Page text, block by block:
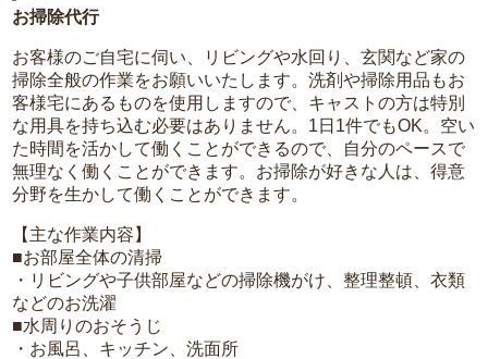
お掃除代行
お客様のご自宅に伺い、リビングや水回り、玄関など家の
掃除全般の作業をお願いいたします。洗剤や掃除用品もお
客様宅にあるものを使用しますので、キャストの方は特別
な用具を持ち込む必要はありません。1日1件でもOK。空い
た時間を活かして働くことができるので、自分のペースで
無理なく働くことができます。お掃除が好きな人は、得意
分野を生かして働くことができます。
【主な作業内容】
■お部屋全体の清掃
・リビングや子供部屋などの掃除機がけ、整理整頓、衣類
などのお洗濯
■水周りのおそうじ
・お風呂、キッチン、洗面所